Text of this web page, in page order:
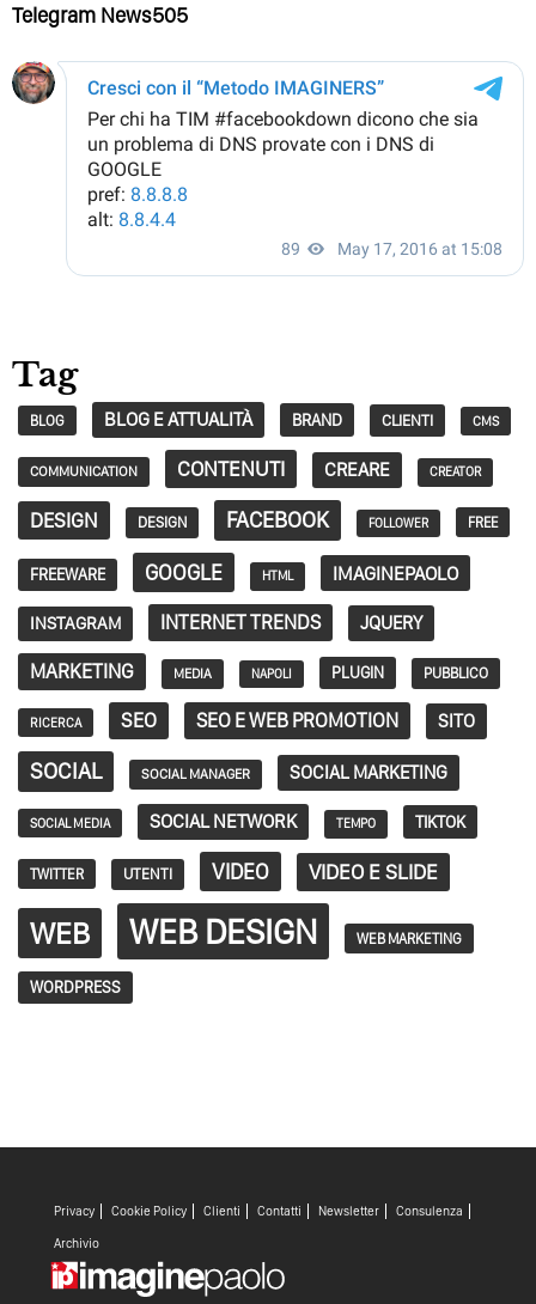
Telegram News505
Tag
BLOG BLOG E ATTUALITÀ BRAND CLIENTI CMS
COMMUNICATION CONTENUTI CREARE CREATOR
DESIGN DESIGN FACEBOOK FOLLOWER FREE
FREEWARE GOOGLE HTML IMAGINEPAOLO
INSTAGRAM INTERNET TRENDS JQUERY
MARKETING MEDIA NAPOLI PLUGIN PUBBLICO
RICERCA SEO SEO E WEB PROMOTION SITO
SOCIAL SOCIAL MANAGER SOCIAL MARKETING
SOCIAL MEDIA SOCIAL NETWORK TEMPO TIKTOK
TWITTER UTENTI VIDEO VIDEO E SLIDE
WEB WEB DESIGN WEB MARKETING
WORDPRESS
Privacy Cookie Policy Clienti Contatti Newsletter Consulenza
Archivio